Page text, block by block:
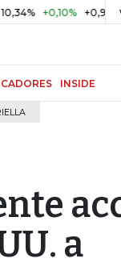
+0,10% +0,98% UVR
INSIDE
a